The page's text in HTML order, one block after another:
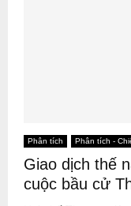
Phân tích Phân tích -
Giao dịch thế
cuộc bầu cử